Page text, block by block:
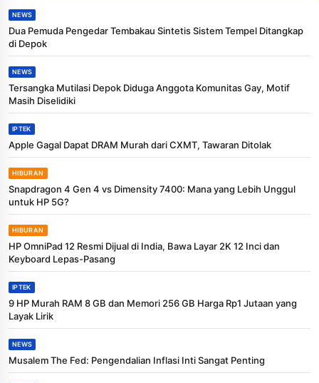
NEWS
Dua Pemuda Pengedar Tembakau Sintetis Sistem Tempel Ditangkap
di Depok
NEWS
Tersangka Mutilasi Depok Diduga Anggota Komunitas Gay, Motif
Masih Diselidiki
IPTEK
Apple Gagal Dapat DRAM Murah dari CXMT, Tawaran Ditolak
HIBURAN
Snapdragon 4 Gen 4 vs Dimensity 7400: Mana yang Lebih Unggul
untuk HP 5G?
HIBURAN
HP OmniPad 12 Resmi Dijual di India, Bawa Layar 2K 12 Inci dan
Keyboard Lepas-Pasang
IPTEK
9 HP Murah RAM 8 GB dan Memori 256 GB Harga Rp1 Jutaan yang
Layak Lirik
NEWS
Musalem The Fed: Pengendalian Inflasi Inti Sangat Penting